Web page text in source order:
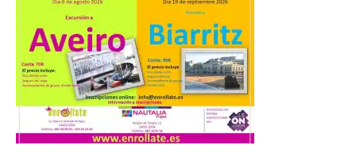
Los días 7, 8 y 9 de agosto
de 2026, Camarzana de
Tera volverá a convertirse
en punto de encuentro,
con la Villa Romana de
Orpheus. Vivimos un momento en el que la
música en directo mueve grandes
fenómenos de […]